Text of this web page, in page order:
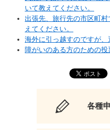
いて教えてください。
出張先、旅行先の市区町
えてください。
海外に引っ越すのですが
障がいのある方のための投
各種